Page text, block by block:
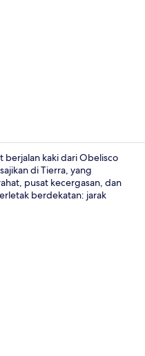
Tangga
berjalan kaki dari Obelisco
di Tierra, yang
pusat kecergasan, dan
berdekatan: jarak